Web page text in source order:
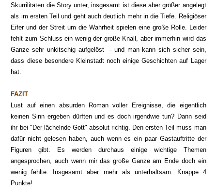
Skurrilitäten die Story unter, insgesamt ist diese aber größer angelegt
als im ersten Teil und geht auch deutlich mehr in die Tiefe. Religiöser
Eifer und der Streit um die Wahrheit spielen eine große Rolle. Leider
fehlt zum Schluss ein wenig der große Knall, aber immerhin wird das
Ganze sehr unkitschig aufgelöst - und man kann sich sicher sein,
dass diese besondere Kleinstadt noch einige Geschichten auf Lager
hat.
FAZIT
Lust auf einen absurden Roman voller Ereignisse, die eigentlich
keinen Sinn ergeben dürften und es doch irgendwie tun? Dann seid
ihr bei "Der lächelnde Gott" absolut richtig. Den ersten Teil muss man
dafür nicht gelesen haben, auch wenn es ein paar Gastauftritte der
Figuren gibt. Es werden durchaus einige wichtige Themen
angesprochen, auch wenn mir das große Ganze am Ende doch ein
wenig fehlte. Insgesamt aber mehr als unterhaltsam. Knappe 4
Punkte!